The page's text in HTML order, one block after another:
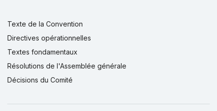
Texte de la Convention
Directives opérationnelles
Textes fondamentaux
Résolutions de l'Assemblée générale
Décisions du Comité